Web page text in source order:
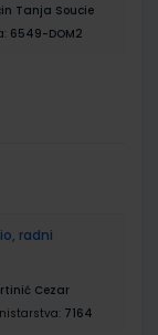
Tanja Soucie
6549-DOM2
radni
Cezar
7164